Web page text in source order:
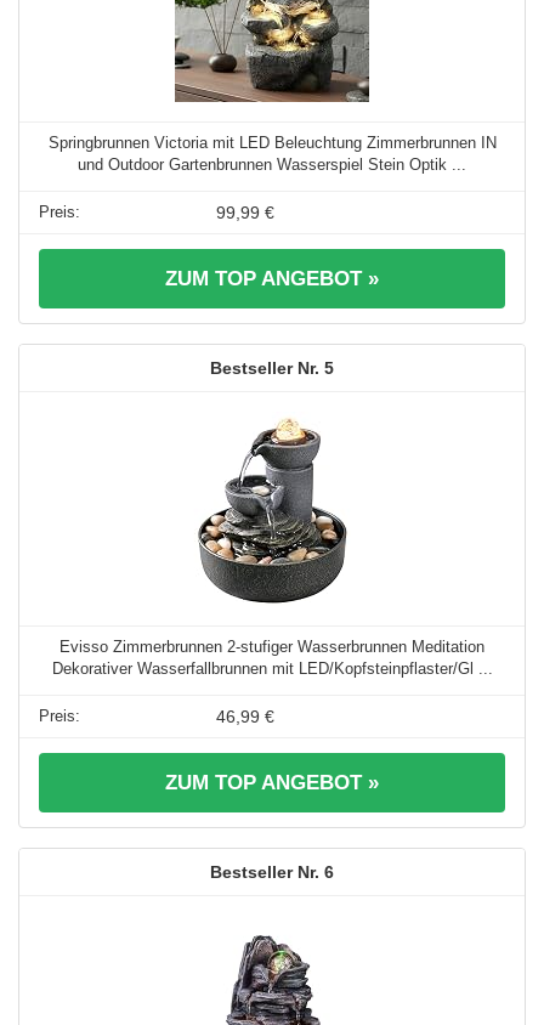
Springbrunnen Victoria mit LED Beleuchtung Zimmerbrunnen IN
und Outdoor Gartenbrunnen Wasserspiel Stein Optik ...
99,99 €
ZUM TOP ANGEBOT »
5
Evisso Zimmerbrunnen 2-stufiger Wasserbrunnen Meditation
Dekorativer Wasserfallbrunnen mit LED/Kopfsteinpflaster/Gl ...
46,99 €
ZUM TOP ANGEBOT »
6